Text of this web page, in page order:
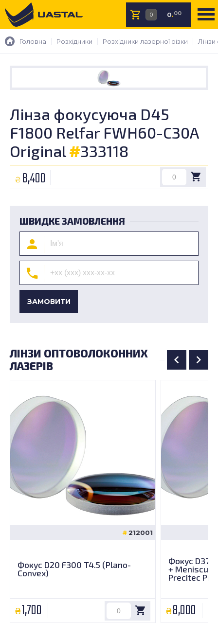
0.00
Головна Розхідники Розхідники лазерної різки
Лінза фокусуюча D45
F1800 Relfar FWH60-C30A
Original#333118
₴ 8,400
ШВИДКЕ ЗАМОВЛЕННЯ
ЗАМОВИТИ
ЛІНЗИ ОПТОВОЛОКОННИХ
ЛАЗЕРІВ
212001
Фокус D20 F300 T4.5 (Plano-
Convex)
1,700
Фокус D37
+ Meniscus
Precitec
8,000